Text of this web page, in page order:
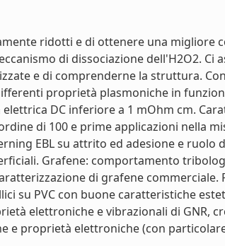
ridotti e di ottenere una migliore
di dissociazione dell'H2O2.
e di comprenderne la struttura.
proprietà plasmoniche in
DC inferiore a 1 mOhm cm.
di 100 e prime applicazioni nella
EBL su attrito ed adesione e
Grafene: comportamento
di grafene
su PVC con buone caratteristiche
elettroniche e vibrazionali di GNR,
e proprietà elettroniche (con